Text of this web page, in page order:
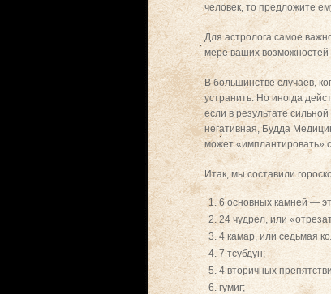
человек, то предложите
Для астролога самое
мере ваших возможностей
В большинстве случаев,
устранить. Но иногда
если в результате
негативная, Будда
может «имплантировать»
Итак, мы составили
6 основных камней —
24 чудрел, или
4 камар, или седьмая
7 тсубдун;
4 вторичных
гумиг;